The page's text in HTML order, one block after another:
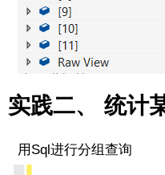
实践二、 统计
用Sql进行分组查询